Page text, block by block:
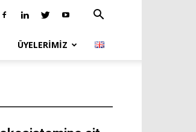
ÜYELERIMIZ